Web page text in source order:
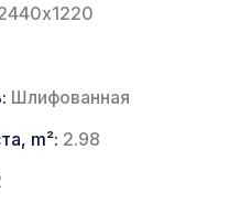
Шлифованная
m²: 2.98